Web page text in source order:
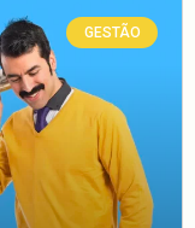
GESTÃO